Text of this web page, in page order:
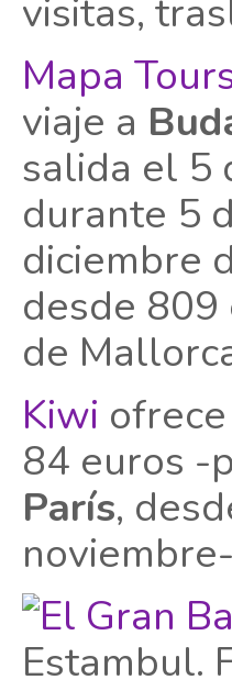
visitas,
Mapa
viaje a
salida el 5
durante 5
diciembre
desde
de
Kiwi
84 euros -
París,
Estambul.